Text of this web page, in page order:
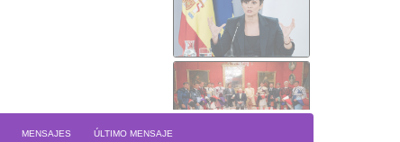
MENSAJES ÚLTIMO MENSAJE